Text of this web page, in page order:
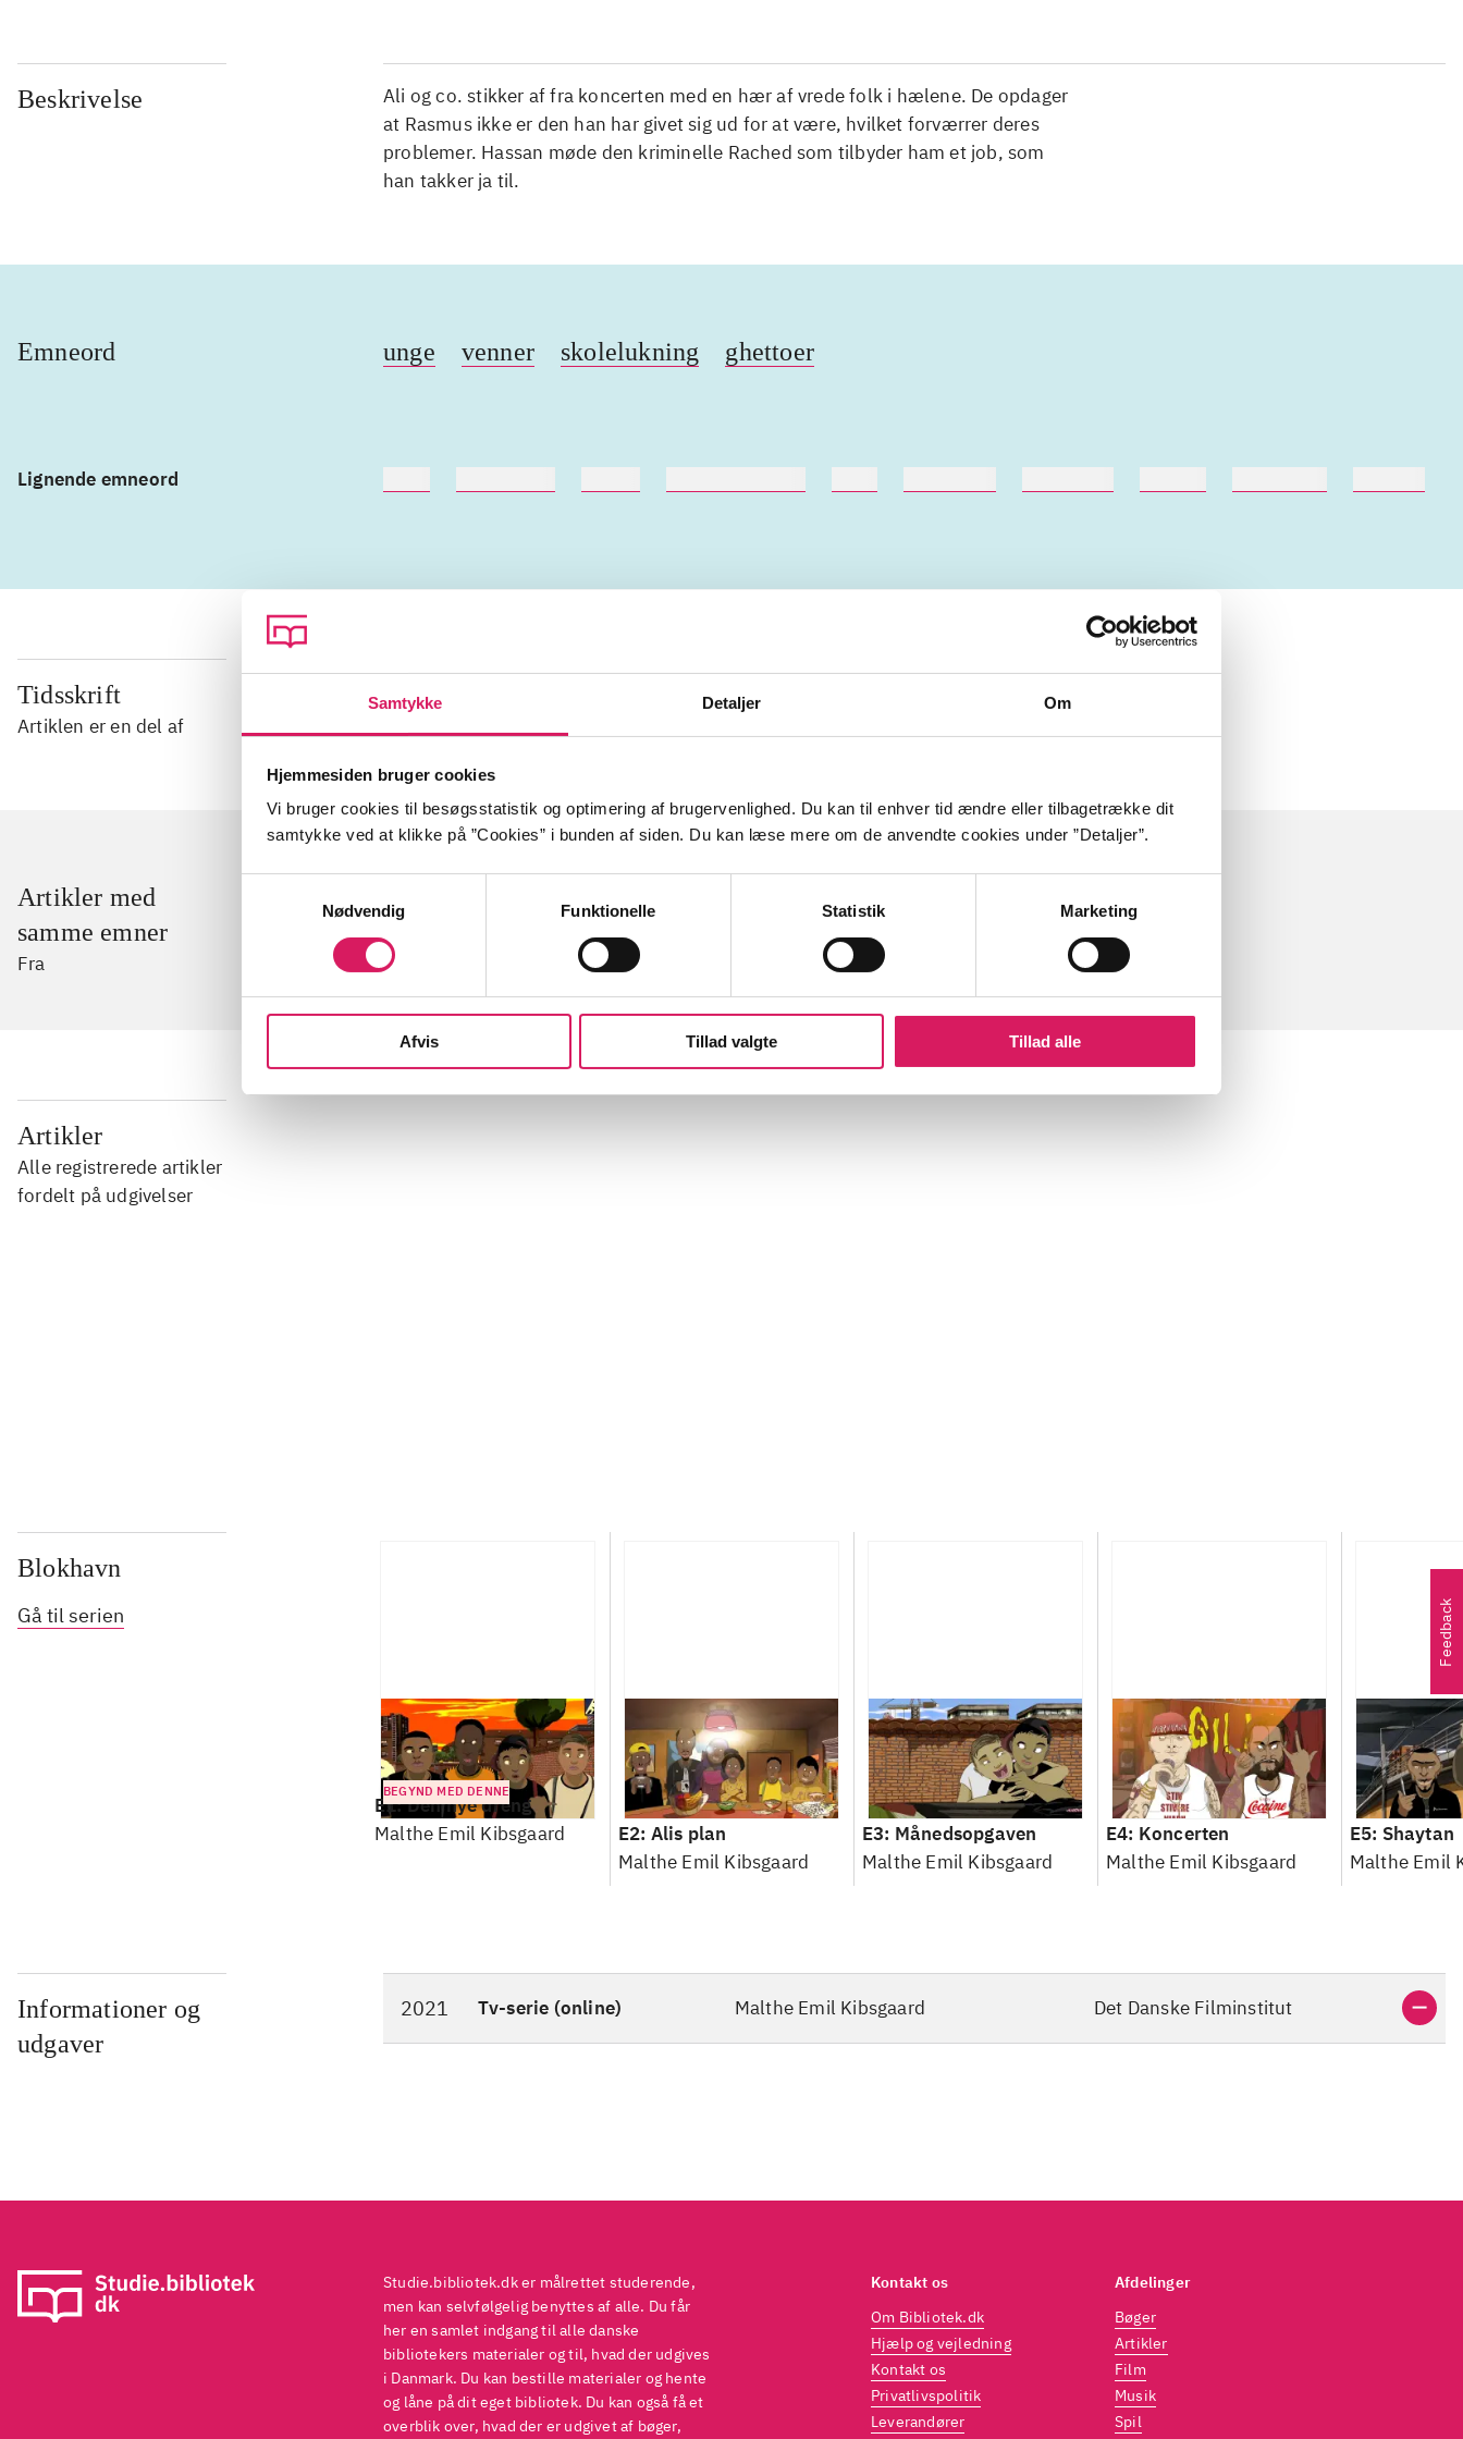
Samtykke Detaljer Om
Hjemmesiden bruger cookies
Vi bruger cookies til besøgsstatistik og optimering af brugervenlighed. Du kan til enhver tid ændre eller tilbagetrække dit
samtykke ved at klikke på ”Cookies” i bunden af siden. Du kan læse mere om de anvendte cookies under ”Detaljer”.
Nødvendig
Funktionelle Statistik Marketing
Afvis Tillad valgte Tillad alle
Beskrivelse
Ali og co. stikker af fra koncerten med en hær af vrede folk i hælene. De opdager
at Rasmus ikke er den han har givet sig ud for at være, hvilket forværrer deres
problemer. Hassan møde den kriminelle Rached som tilbyder ham et job, som
han takker ja til.
Emneord unge venner skolelukning ghettoer
Lignende emneord
Tidsskrift
Artiklen er en del af
lorem ipsum dolor sit amet ...
Artiklerne ihandler ofte om
Artikler med
samme emner
Fra
Artikler
Alle registrerede artikler
fordelt på udgivelser
Blokhavn
Gå til serien
BEGYND MED DENNE
E1: Den nye dreng
Malthe Emil Kibsgaard
E2: Alis plan
Malthe Emil Kibsgaard
E3: Månedsopgaven
Malthe Emil Kibsgaard
E4: Koncerten
Malthe Emil Kibsgaard
E5: Shaytan
Malthe Emil
Informationer og
udgaver
2021 Tv-serie (online) Malthe Emil Kibsgaard Det Danske Filminstitut
Feedback
Studie.bibliotek.dk er målrettet studerende,
men kan selvfølgelig benyttes af alle. Du får
her en samlet indgang til alle danske
bibliotekers materialer og til, hvad der udgives
i Danmark. Du kan bestille materialer og hente
og låne på dit eget bibliotek. Du kan også få et
overblik over, hvad der er udgivet af bøger,
Kontakt os
Om Bibliotek.dk
Hjælp og vejledning
Kontakt os
Privatlivspolitik
Leverandører
Afdelinger
Bøger
Artikler
Film
Musik
Spil